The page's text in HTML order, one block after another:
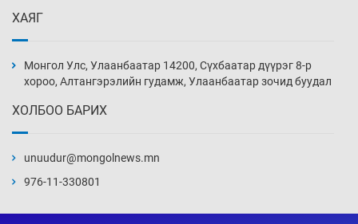
Уржигдар 13 цаг 30 мин
Уржигдар 13 цаг 00 мин
ХАЯГ
Монгол Улс, Улаанбаатар 14200, Сүхбаатар дүүрэг 8-р
хороо, Алтангэрэлийн гудамж, Улаанбаатар зочид буудал
ХОЛБОО БАРИХ
unuudur@mongolnews.mn
976-11-330801